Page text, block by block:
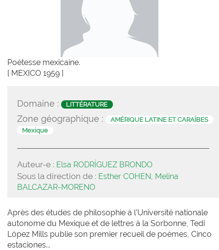
Poétesse mexicaine.
[ MEXICO 1959 ]
Domaine : LITTÉRATURE
Zone géographique :
AMÉRIQUE LATINE ET CARAÏBES
Mexique
Auteur-e : Elsa RODRÍGUEZ BRONDO
Sous la direction de : Esther COHEN, Melina
BALCAZAR-MORENO
Après des études de philosophie à l’Université nationale
autonome du Mexique et de lettres à la Sorbonne, Tedi
López Mills publie son premier recueil de poèmes, Cinco
estaciones...